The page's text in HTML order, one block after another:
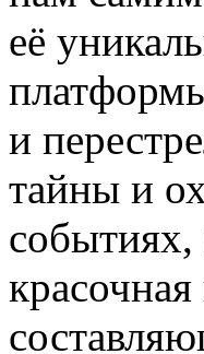
её
и
тайны и